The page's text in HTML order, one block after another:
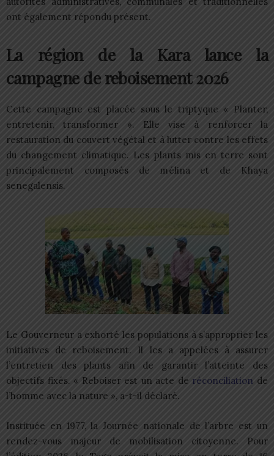
ont également répondu présent.
La région de la Kara lance la
campagne de reboisement 2026
Cette campagne est placée sous le triptyque « Planter,
entretenir, transformer ». Elle vise à renforcer la
restauration du couvert végétal et à lutter contre les effets
du changement climatique. Les plants mis en terre sont
principalement composés de mélina et de Khaya
senegalensis.
Le Gouverneur a exhorté les populations à s’approprier les
initiatives de reboisement. Il les a appelées à assurer
l’entretien des plants afin de garantir l’atteinte des
objectifs fixés. « Reboiser est un acte de réconciliation de
l’homme avec la nature », a-t-il déclaré.
Instituée en 1977, la Journée nationale de l’arbre est un
rendez-vous majeur de mobilisation citoyenne. Pour